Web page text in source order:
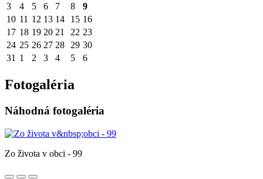
3
4 5 6 7 8
9
10 11 12 13 14 15 16
17 18 19 20 21 22 23
24 25 26 27 28 29 30
31 1 2 3 4 5 6
Fotogaléria
Náhodná fotogaléria
Zo života v obci - 99